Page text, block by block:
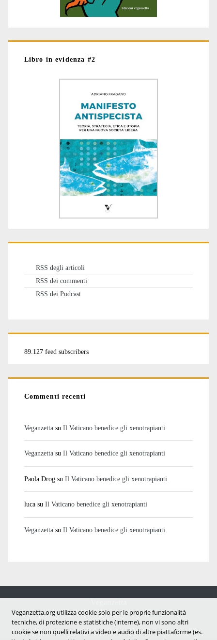
Libro in evidenza #2
RSS degli articoli
RSS dei commenti
RSS dei Podcast
89.127 feed subscribers
Commenti recenti
Veganzettasu Il Vaticano benedice gli xenotrapianti
Veganzettasu Il Vaticano benedice gli xenotrapianti
Paola Drogsu Il Vaticano benedice gli xenotrapianti
lucasu Il Vaticano benedice gli xenotrapianti
Veganzettasu Il Vaticano benedice gli xenotrapianti
Notizie dal mondo vegan e antispecista
Veganzetta.org utilizza cookie solo per le proprie funzionalità
tecniche, di protezione e statistiche (interne), non vi sono altri
cookie se non quelli relativi a video e audio di altre piattaforme (es.